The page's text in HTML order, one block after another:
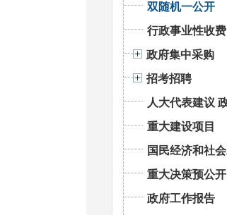
双随机一公开
行政事业性收费
政府集中采购
招考招聘
重大建设项目
重大决策预公开
政府工作报告